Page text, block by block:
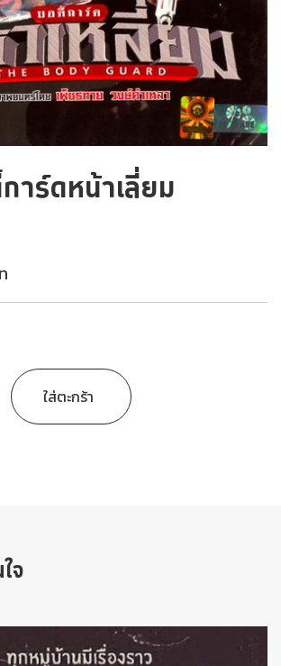
าร์ดหน้าเลี่ยม
ใส่ตะกร้า
จ